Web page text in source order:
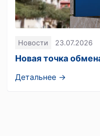
Новости 23.07.2026
Новая точка
Детальнее →